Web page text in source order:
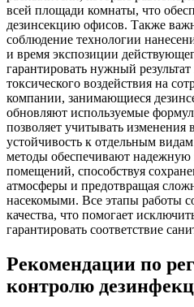
всей площади комнаты, что
дезинсекцию офисов. Также
соблюдение технологии
и время экспозиции
гарантировать нужный
токсического воздействия на
компании, занимающиеся
обновляют используемые
позволяет учитывать изменения
устойчивость к отдельным
методы обеспечивают
помещений, способствуя
атмосферы и предотвращая
насекомыми. Все этапы работы
качества, что помогает
гарантировать соответствие
Рекомендации по
контролю